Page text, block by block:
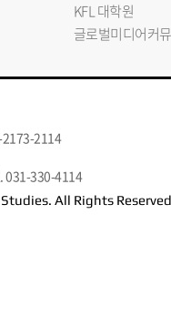
KFL 대학원
글로벌미디어커
2173-2114
031-330-4114
All Rights